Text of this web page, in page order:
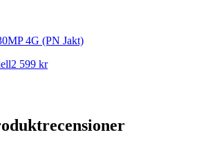
4G (PN Jakt)
2 599 kr